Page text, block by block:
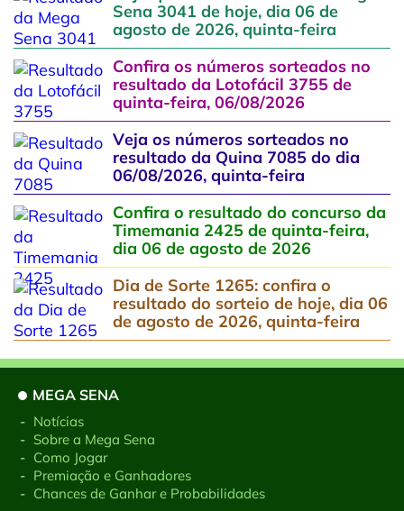
Sena 3041 de hoje, dia 06 de
agosto de 2026, quinta-feira
Confira os números sorteados no
resultado da Lotofácil 3755 de
quinta-feira, 06/08/2026
Veja os números sorteados no
resultado da Quina 7085 do dia
06/08/2026, quinta-feira
Confira o resultado do concurso da
Timemania 2425 de quinta-feira,
dia 06 de agosto de 2026
Dia de Sorte 1265: confira o
resultado do sorteio de hoje, dia 06
de agosto de 2026, quinta-feira
MEGA SENA
- Notícias
- Sobre a Mega Sena
- Como Jogar
- Premiação e Ganhadores
- Chances de Ganhar e Probabilidades